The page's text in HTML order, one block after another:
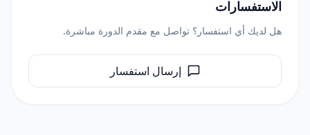
الاستفسارات
هل لديك أي استفسار؟ تواصل مع مقدم الدورة مباشرة.
إرسال استفسار